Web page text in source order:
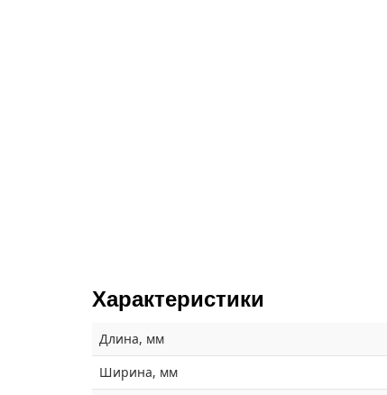
Характеристики
Длина, мм
Ширина, мм